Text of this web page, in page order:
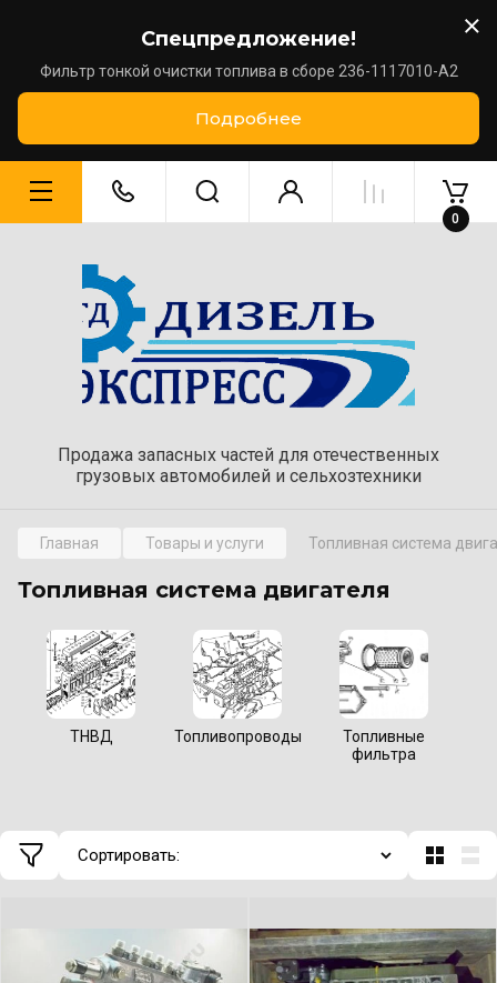
Спецпредложение!
Фильтр тонкой очистки топлива в сборе 236-1117010-А2
Подробнее
Продажа запасных частей для отечественных
грузовых автомобилей и сельхозтехники
0
Главная Товары и услуги Топливная система
Топливная система двигателя
ТНВД Топливопроводы
Топливные
фильтра
Сортировать: